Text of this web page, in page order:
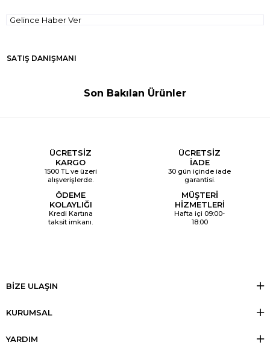
Gelince Haber Ver
SATIŞ DANIŞMANI
Son Bakılan Ürünler
ÜCRETSİZ
KARGO
1500 TL ve üzeri
alışverişlerde.
ÜCRETSİZ
İADE
30 gün içinde iade
garantisi.
ÖDEME
KOLAYLIĞI
Kredi Kartına
taksit imkanı.
MÜŞTERİ
HİZMETLERİ
Hafta içi 09:00-
18:00
BİZE ULAŞIN
KURUMSAL
YARDIM